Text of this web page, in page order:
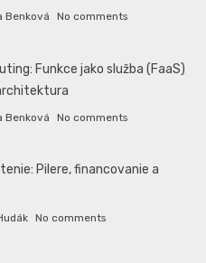
Benková No comments
Funkce jako služba (FaaS)
Benková No comments
Pilere, financovanie a
No comments